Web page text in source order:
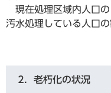
現在処理区域内人口の
汚水処理している人口の
2．老朽化の状況